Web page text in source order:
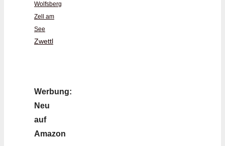
Wolfsberg
Zell am
See
Zwettl
Werbung:
Neu
auf
Amazon